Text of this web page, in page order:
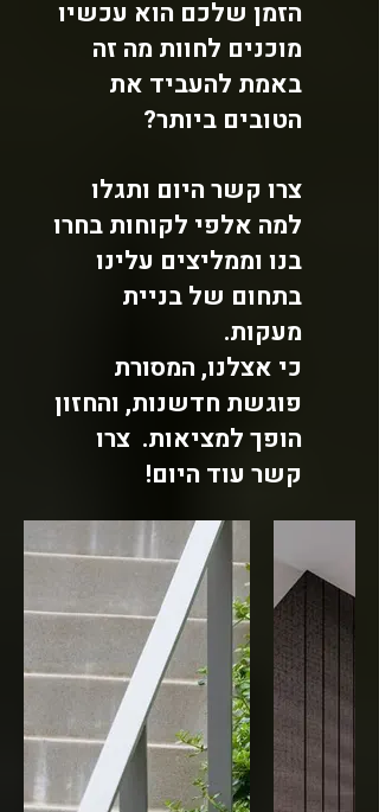
הזמן שלכם הוא עכשיו
מוכנים לחוות מה זה
באמת להעביד את
הטובים ביותר?
צרו קשר היום ותגלו
למה אלפי לקוחות בחרו
בנו וממליצים עלינו
בתחום של בניית
מעקות.
כי אצלנו, המסורת
פוגשת חדשנות, והחזון
הופך למציאות. צרו
קשר עוד היום!